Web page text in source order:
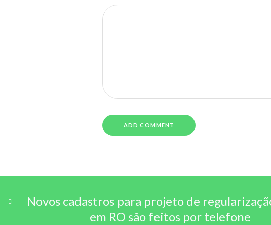
Novos cadastros para projeto de
em RO são feitos por telefone